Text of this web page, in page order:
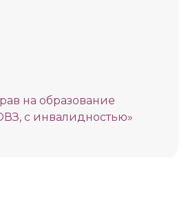
на образование
с инвалидностью»